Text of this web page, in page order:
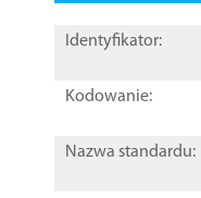
Identyfikator:
Kodowanie:
Nazwa standardu: